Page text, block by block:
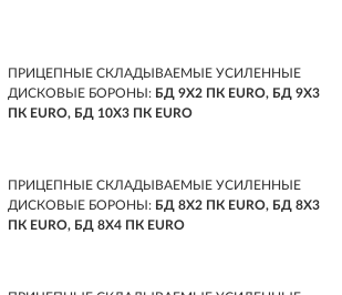
ПРИЦЕПНЫЕ СКЛАДЫВАЕМЫЕ УСИЛЕННЫЕ
ДИСКОВЫЕ БОРОНЫ: БД 9Х2 ПК EURO, БД 9Х3
ПК EURO, БД 10Х3 ПК EURO
ПРИЦЕПНЫЕ СКЛАДЫВАЕМЫЕ УСИЛЕННЫЕ
ДИСКОВЫЕ БОРОНЫ: БД 8Х2 ПК EURO, БД 8Х3
ПК EURO, БД 8Х4 ПК EURO